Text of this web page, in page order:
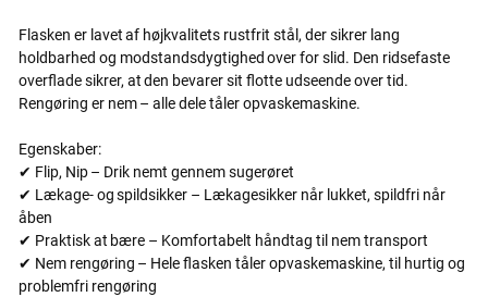
Flasken er lavet af højkvalitets rustfrit stål, der sikrer lang
holdbarhed og modstandsdygtighed over for slid. Den ridsefaste
overflade sikrer, at den bevarer sit flotte udseende over tid.
Rengøring er nem – alle dele tåler opvaskemaskine.
Egenskaber:
✔ Flip, Nip – Drik nemt gennem sugerøret
✔ Lækage- og spildsikker – Lækagesikker når lukket, spildfri når
åben
✔ Praktisk at bære – Komfortabelt håndtag til nem transport
✔ Nem rengøring – Hele flasken tåler opvaskemaskine, til hurtig og
problemfri rengøring